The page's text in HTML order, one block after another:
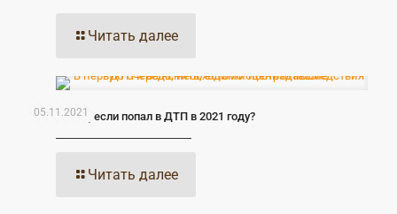
Читать далее
05.11.2021
Что делать, если попал в ДТП в 2021 году?
Читать далее